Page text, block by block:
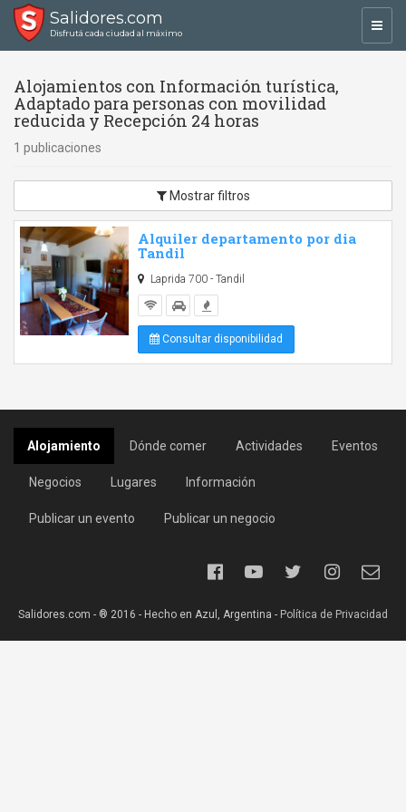
Salidores.com
Disfrutá cada ciudad al máximo
Alojamientos con Información turística,
Adaptado para personas con movilidad
reducida y Recepción 24 horas
1 publicaciones
Mostrar filtros
Alquiler departamento por dia
Tandil
Laprida 700 - Tandil
Consultar disponibilidad
Alojamiento Dónde comer Actividades Eventos
Negocios Lugares Información
Publicar un evento Publicar un negocio
Salidores.com - ® 2016 - Hecho en Azul, Argentina - Política de Privacidad